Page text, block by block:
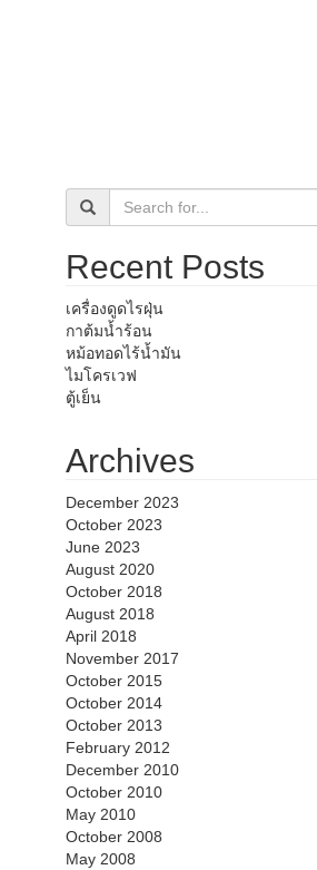
Recent Posts
เครื่องดูดไรฝุ่น
กาต้มน้ำร้อน
หม้อทอดไร้น้ำมัน
ไมโครเวฟ
ตู้เย็น
Archives
December 2023
October 2023
June 2023
August 2020
October 2018
August 2018
April 2018
November 2017
October 2015
October 2014
October 2013
February 2012
December 2010
October 2010
May 2010
October 2008
May 2008